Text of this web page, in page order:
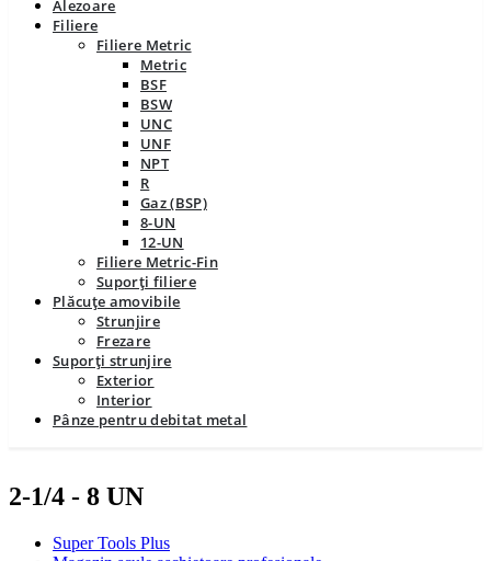
Alezoare
Filiere
Filiere Metric
Metric
BSF
BSW
UNC
UNF
NPT
R
Gaz (BSP)
8-UN
12-UN
Filiere Metric-Fin
Suporți filiere
Plăcuțe amovibile
Strunjire
Frezare
Suporți strunjire
Exterior
Interior
Pânze pentru debitat metal
2-1/4 - 8 UN
Super Tools Plus